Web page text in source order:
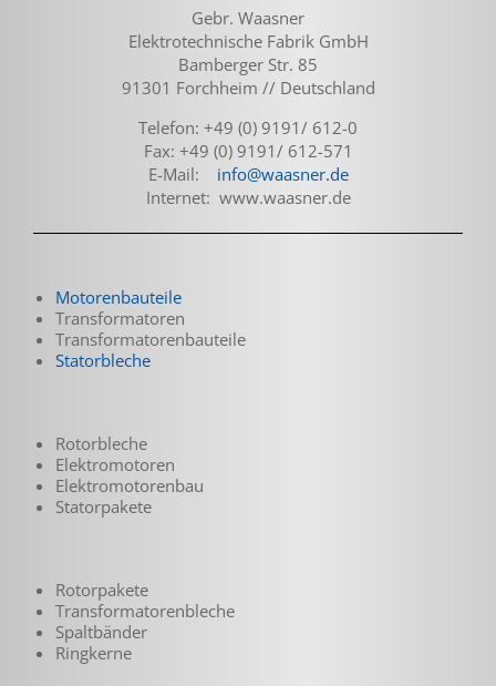
Gebr. Waasner
Elektrotechnische Fabrik GmbH
Bamberger Str. 85
91301 Forchheim // Deutschland
Telefon: +49 (0) 9191/ 612-0
Fax: +49 (0) 9191/ 612-571
E-Mail: info@waasner.de
Internet: www.waasner.de
Motorenbauteile
Transformatoren
Transformatoren­bauteile
Statorbleche
Rotorbleche
Elektromotoren
Elektromotorenbau
Statorpakete
Rotorpakete
Transformatoren­bleche
Spaltbänder
Ringkerne